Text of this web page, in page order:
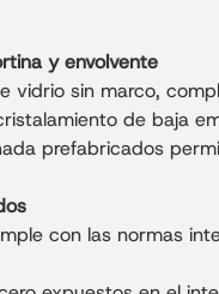
y envolvente
vidrio sin marco,
de baja
prefabricados
con las normas